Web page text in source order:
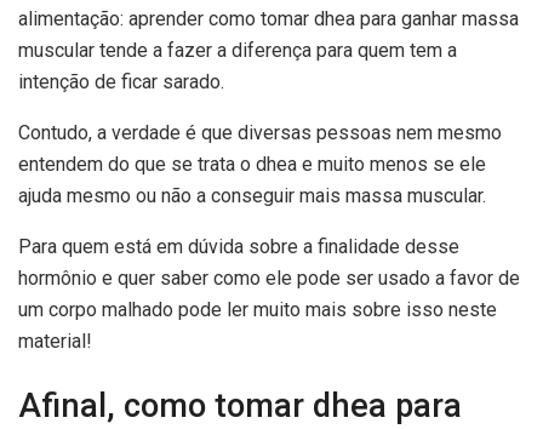
alimentação: aprender como tomar dhea para ganhar massa
muscular tende a fazer a diferença para quem tem a
intenção de ficar sarado.
Contudo, a verdade é que diversas pessoas nem mesmo
entendem do que se trata o dhea e muito menos se ele
ajuda mesmo ou não a conseguir mais massa muscular.
Para quem está em dúvida sobre a finalidade desse
hormônio e quer saber como ele pode ser usado a favor de
um corpo malhado pode ler muito mais sobre isso neste
material!
Afinal, como tomar dhea para